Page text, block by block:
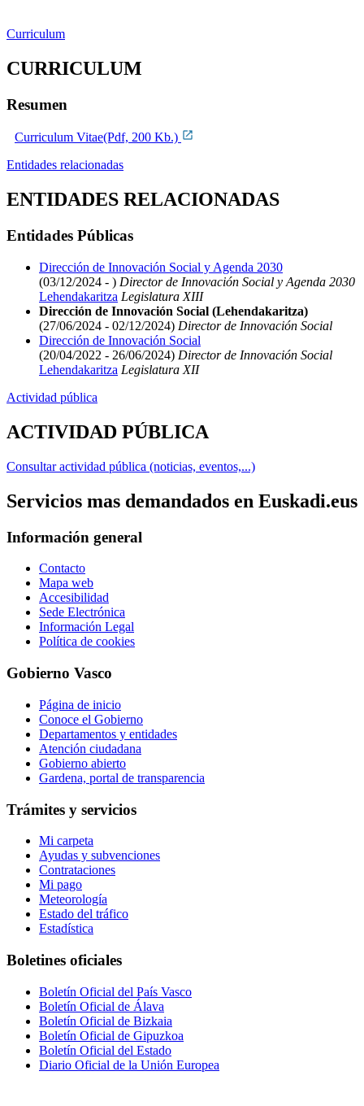
Curriculum
CURRICULUM
Resumen
Curriculum Vitae(Pdf, 200 Kb.)
Entidades relacionadas
ENTIDADES RELACIONADAS
Entidades Públicas
Dirección de Innovación Social y Agenda 2030
(03/12/2024 - ) Director de Innovación Social y Agenda 2030
Lehendakaritza Legislatura XIII
Dirección de Innovación Social (Lehendakaritza)
(27/06/2024 - 02/12/2024) Director de Innovación Social
Dirección de Innovación Social
(20/04/2022 - 26/06/2024) Director de Innovación Social
Lehendakaritza Legislatura XII
Actividad pública
ACTIVIDAD PÚBLICA
Consultar actividad pública (noticias, eventos,...)
Servicios mas demandados en Euskadi.eus
Información general
Contacto
Mapa web
Accesibilidad
Sede Electrónica
Información Legal
Política de cookies
Gobierno Vasco
Página de inicio
Conoce el Gobierno
Departamentos y entidades
Atención ciudadana
Gobierno abierto
Gardena, portal de transparencia
Trámites y servicios
Mi carpeta
Ayudas y subvenciones
Contrataciones
Mi pago
Meteorología
Estado del tráfico
Estadística
Boletines oficiales
Boletín Oficial del País Vasco
Boletín Oficial de Álava
Boletín Oficial de Bizkaia
Boletín Oficial de Gipuzkoa
Boletín Oficial del Estado
Diario Oficial de la Unión Europea